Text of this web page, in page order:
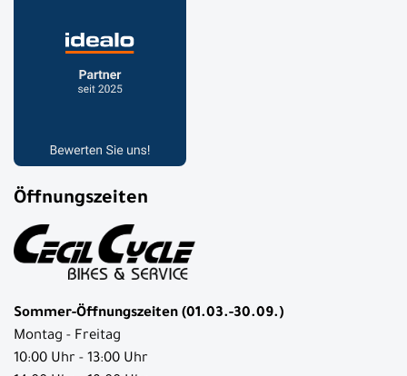
Öffnungszeiten
Sommer-Öffnungszeiten (01.03.-30.09.)
Montag - Freitag
10:00 Uhr - 13:00 Uhr